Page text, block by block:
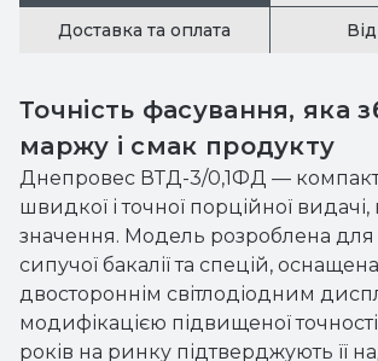
Доставка та оплата
Точність фасування, яка
маржу і смак продукту
Днепровес ВТД-3/0,1ФД —
швидкої і точної порційної
значення. Модель розроблена для
сипучої бакалії та спецій, оснащена
двостороннім світлодіодним
модифікацією підвищеної
років на ринку підтверджують її